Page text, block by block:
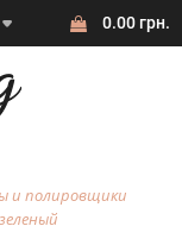
0.00 грн.
и полировщики